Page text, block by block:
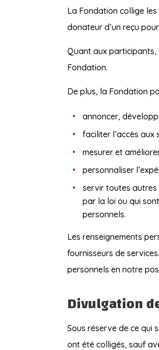
La Fondation collige
donateur d’un reçu
Quant aux participants,
Fondation.
De plus, la Fondation
annoncer,
faciliter l’accès aux
mesurer et
personnaliser
servir toutes autres
par la loi ou qui
personnels.
Les renseignements
fournisseurs de
personnels en notre
Divulgation
Sous réserve de ce qui
ont été colligés, sauf